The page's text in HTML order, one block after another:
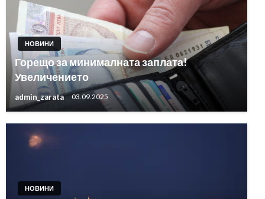
НОВИНИ
Горещо за минималната заплата!
Увеличението
admin_zarata 03.09.2025
НОВИНИ